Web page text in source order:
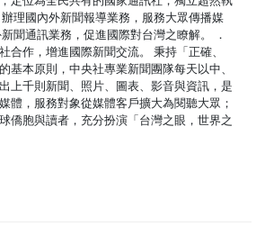
理國內外新聞報導業務，服務大眾傳播媒
聞通訊業務，促進國際對台灣之瞭解。 ．
合作，增進國際新聞交流。 秉持「正確、
基本原則，中央社專業新聞團隊每天以中、
上千則新聞、照片、圖表、影音與資訊，是
體，服務對象從媒體客戶擴大為閱聽大眾；
僑胞與讀者，充分扮演「台灣之眼，世界之